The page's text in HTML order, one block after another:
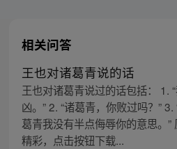
相关问答
王也对诸葛青说的话
王也对诸葛青说过的话包括： 1.
凶。” 2. “诸葛青，你败过吗？”
葛青我没有半点侮辱你的意思。
精彩，点击按钮下载...